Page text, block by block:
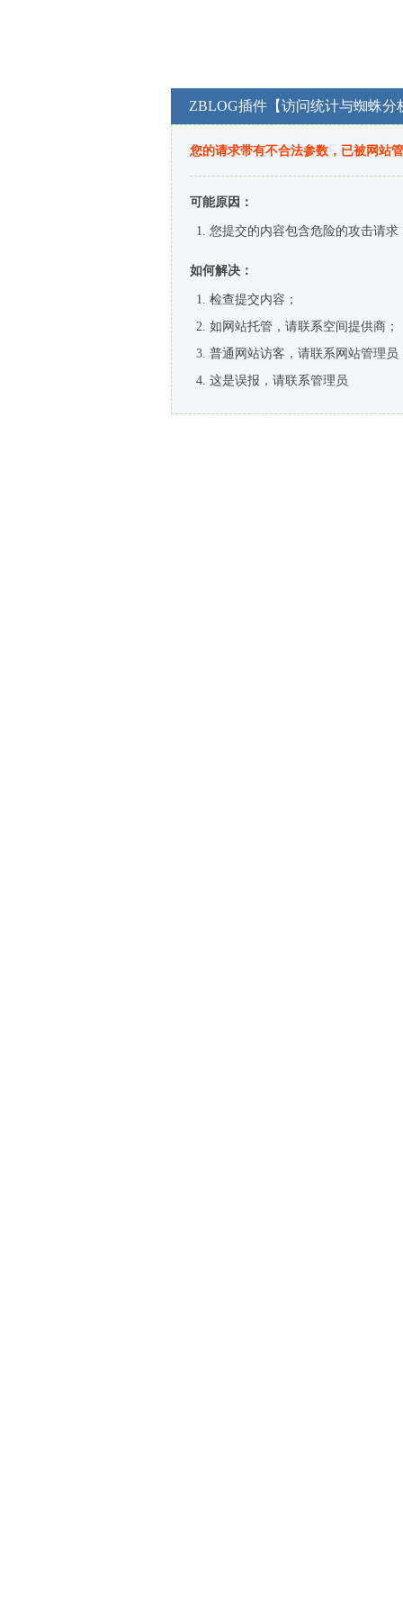
ZBLOG插件【访问统计与蜘蛛分
您的请求带有不合法参数，已被网站
可能原因：
您提交的内容包含危险的攻击请求
如何解决：
检查提交内容；
如网站托管，请联系空间提供商；
普通网站访客，请联系网站管理员
这是误报，请联系管理员